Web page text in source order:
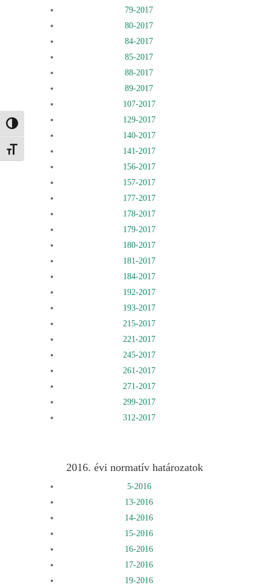
Nagy kontraszt váltása
Betűméret váltása
79-2017
80-2017
84-2017
85-2017
88-2017
89-2017
107-2017
129-2017
140-2017
141-2017
156-2017
157-2017
177-2017
178-2017
179-2017
180-2017
181-2017
184-2017
192-2017
193-2017
215-2017
221-2017
245-2017
261-2017
271-2017
299-2017
312-2017
2016. évi normatív határozatok
5-2016
13-2016
14-2016
15-2016
16-2016
17-2016
19-2016